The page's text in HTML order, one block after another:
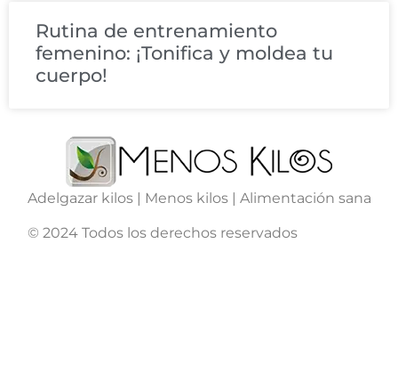
Rutina de entrenamiento
femenino: ¡Tonifica y moldea tu
cuerpo!
Adelgazar kilos | Menos kilos | Alimentación sana
© 2024 Todos los derechos reservados